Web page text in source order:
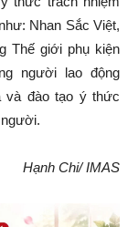
Nhan Sắc Việt,
Thế giới phụ kiện
người lao động
và đào tạo ý thức
Hạnh Chi/ IMAS